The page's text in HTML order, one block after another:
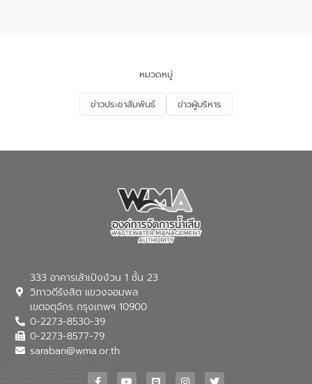
จัดการน้ำเสียและสร้างจิตสำนึกในการ
อนุรักษ์สิ่งแวดล้อม ในหัวข้อ “น้ำเสียชุมชน
และการบำบัดน้ำเสียเบื้องต้น” โดยให้ความรู้
เกี่ยวกับสาเหตุและผลกระทบของน้ำเสีย
ณ เทศบาลตำบลบางเลน จังหวัดนครปฐม
หมวดหมู่
ข่าวประชาสัมพันธ์ ข่าวผู้บริหาร
333 อาคารเล้าเป้งง้วน 1 ชั้น 23
วิภาวดีรังสิต แขวงจอมพล
เขตจตุจักร กรุงเทพฯ 10900
0-2273-8530-39
0-2273-8577-79
saraban@wma.or.th